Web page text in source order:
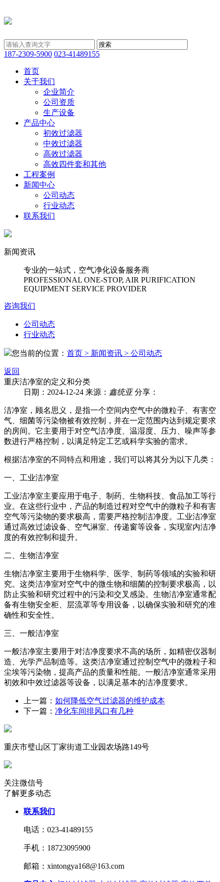
187-2309-5900 023-41489155
首页
关于我们
企业简介
公司资质
生产设备
产品中心
初效过滤器
中效过滤器
高效过滤器
高效四件套和其他
工程案例
新闻中心
公司动态
行业动态
联系我们
新闻资讯
专业的一站式，空气净化设备服务商
PROFESSIONAL ONE-STOP, AIR PURIFICATION
EQUIPMENT SERVICE PROVIDER
咨询我们
公司动态
行业动态
您当前的位置： 首页 > 新闻资讯 > 公司动态
返回
重庆洁净室的定义和分类
日期：2024-12-24 来源： 鑫统亚 分享：
洁净室，顾名思义，是指一个空间内空气中的微粒子、有害空
气、细菌等污染物被有效控制，并在一定范围内达到规定要求
的房间。它主要用于对空气洁净度、温湿度、压力、噪声等参
数进行严格控制，以满足特定工艺或科学实验的需求。
根据洁净室的不同特点和用途，我们可以将其分为以下几类：
一、工业洁净室
工业洁净室主要应用于电子、制药、生物科技、食品加工等行
业。在这些行业中，产品的制造过程对空气中的微粒子和有害
空气等污染物的要求极高，需要严格控制洁净度。工业洁净室
通过高效过滤设备、空气淋室、传递窗等设备，实现室内洁净
度的有效控制和提升。
二、生物洁净室
生物洁净室主要用于生物科学、医学、制药等领域的实验和研
究。这类洁净室对空气中的微生物和细菌的控制要求极高，以
防止实验和研究过程中的污染和交叉感染。生物洁净室通常配
备有生物安全柜、层流罩等专用设备，以确保实验和研究的准
确性和安全性。
三、一般洁净室
一般洁净室主要用于对洁净度要求不高的场所，如精密仪器制
造、光学产品制造等。这类洁净室通过控制空气中的微粒子和
尘埃等污染物，提高产品的质量和性能。一般洁净室通常采用
初效和中效过滤器等设备，以满足基本的洁净度要求。
上一篇： 如何降低空气过滤器的维护成本
下一篇： 净化车间排风口有几种
重庆市璧山区丁家街道工业园农场路149号
关注微信号
了解更多动态
联系我们
电话：023-41489155
手机：18723095900
邮箱：xintongya168@163.com